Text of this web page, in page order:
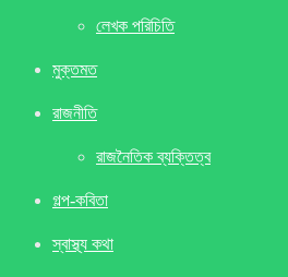
লেখক পরিচিতি
মুক্তমত
রাজনীতি
রাজনৈতিক ব্যক্তিত্ব
গল্প-কবিতা
স্বাস্থ্য কথা